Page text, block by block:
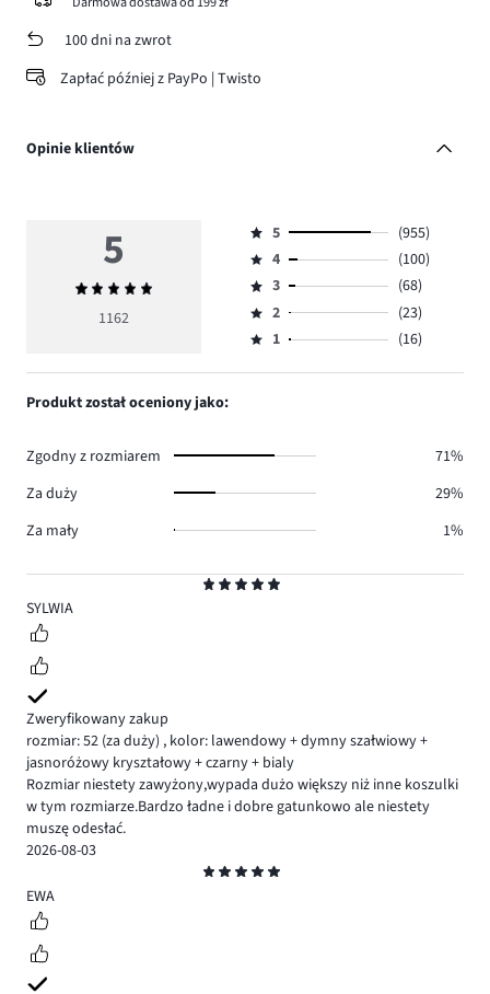
100 dni na zwrot
Zapłać później z PayPo | Twisto
Opinie klientów
5
SYLWIA
Zweryfikowany zakup
rozmiar: 52 (za duży) , kolor: lawendowy + dymny szałwiowy +
jasnoróżowy kryształowy + czarny + bialy
Rozmiar niestety zawyżony,wypada dużo większy niż inne koszulki
w tym rozmiarze.Bardzo ładne i dobre gatunkowo ale niestety
muszę odesłać.
2026-08-03
5
EWA
5
Średnia
ocena
1162
Ocena
5,
ilość
głosów
955.
5
(955)
Ocena
4,
ilość
głosów
4
(100)
Ocena
3,
ilość
3
(68)
Ocena
2,
2
(23)
Ocena
1,
1 (16)
Produkt został oceniony jako:
Zgodny z rozmiarem
71%
Za duży
29%
Za mały
1%